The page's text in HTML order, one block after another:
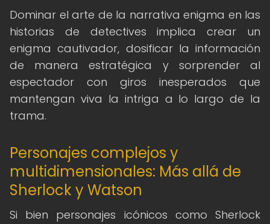
Dominar el arte de la narrativa enigma en las
historias de detectives implica crear un
enigma cautivador, dosificar la información
de manera estratégica y sorprender al
espectador con giros inesperados que
mantengan viva la intriga a lo largo de la
trama.
Personajes complejos y
multidimensionales: Más allá de
Sherlock y Watson
Si bien personajes icónicos como Sherlock